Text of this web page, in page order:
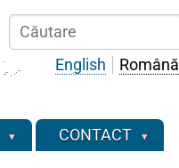
Căutare
English
Română
CONTACT